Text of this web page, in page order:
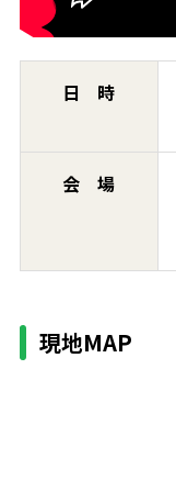
日 時
会 場
現地MAP